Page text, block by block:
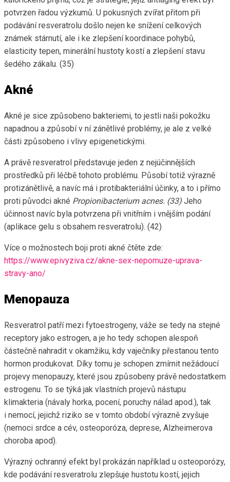
potvrzen řadou výzkumů. U pokusných zvířat přitom při
podávání resveratrolu došlo nejen ke snížení celkových
známek stárnutí, ale i ke zlepšení koordinace pohybů,
elasticity tepen, minerální hustoty kostí a zlepšení stavu
šedého zákalu. (35)
Akné
Akné je sice způsobeno bakteriemi, to jestli naši pokožku
napadnou a způsobí v ní zánětlivé problémy, je ale z velké
části způsobeno i vlivy epigenetickými.
A právě resveratrol představuje jeden z nejúčinnějších
prostředků při léčbě tohoto problému. Působí totiž výrazně
protizánětlivě, a navíc má i protibakteriální účinky, a to i přímo
proti původci akné Propionibacterium acnes. (33) Jeho
účinnost navíc byla potvrzena při vnitřním i vnějším podání
(aplikace gelu s obsahem resveratrolu). (42)
Více o možnostech boji proti akné čtěte zde:
https://www.epivyziva.cz/akne-sex-nepomuze-uprava-
stravy-ano/
Menopauza
Resveratrol patří mezi fytoestrogeny, váže se tedy na stejné
receptory jako estrogen, a je ho tedy schopen alespoň
částečně nahradit v okamžiku, kdy vaječníky přestanou tento
hormon produkovat. Díky tomu je schopen zmírnit nežádoucí
projevy menopauzy, které jsou způsobeny právě nedostatkem
estrogenu. To se týká jak vlastních projevů nástupu
klimakteria (návaly horka, pocení, poruchy nálad apod.), tak
i nemocí, jejichž riziko se v tomto období výrazně zvyšuje
(nemoci srdce a cév, osteoporóza, deprese, Alzheimerova
choroba apod).
Výrazný ochranný efekt byl prokázán například u osteoporózy,
kde podávání resveratrolu zlepšuje hustotu kostí, jejich